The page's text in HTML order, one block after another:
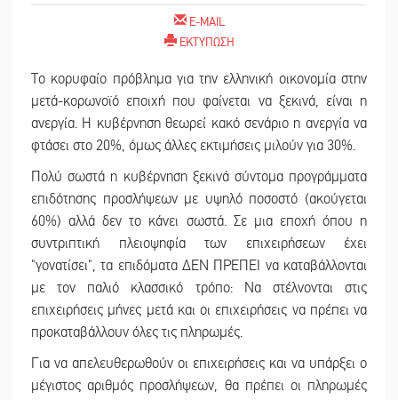
E-MAIL
ΕΚΤΥΠΩΣΗ
Το κορυφαίο πρόβλημα για την ελληνική οικονομία στην
μετά-κορωνοϊό εποιχή που φαίνεται να ξεκινά, είναι η
ανεργία. Η κυβέρνηση θεωρεί κακό σενάριο η ανεργία να
φτάσει στο 20%, όμως άλλες εκτιμήσεις μιλούν για 30%.
Πολύ σωστά η κυβέρνηση ξεκινά σύντομα προγράμματα
επιδότησης προσλήψεων με υψηλό ποσοστό (ακούγεται
60%) αλλά δεν το κάνει σωστά. Σε μια εποχή όπου η
συντριπτική πλειοψηφία των επιχειρήσεων έχει
"γονατίσει", τα επιδόματα ΔΕΝ ΠΡΕΠΕΙ να καταβάλλονται
με τον παλιό κλασσικό τρόπο: Να στέλνονται στις
επιχειρήσεις μήνες μετά και οι επιχειρήσεις να πρέπει να
προκαταβάλλουν όλες τις πληρωμές.
Για να απελευθερωθούν οι επιχειρήσεις και να υπάρξει ο
μέγιστος αριθμός προσλήψεων, θα πρέπει οι πληρωμές